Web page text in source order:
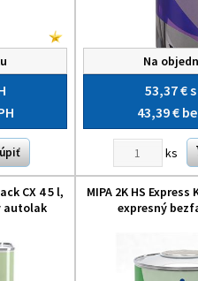
Na
53,37 €
43,39 €
ks
CX 4 5 l,
autolak
MIPA 2K HS Express
expresný